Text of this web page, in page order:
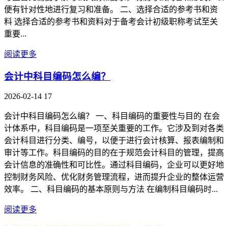
便有针对性地进行复习和准备。 二、选择合适的参考书和资
料 选择合适的参考书和资料对于备考会计初级职称考试至关
重要...
阅读更多
会计中科目编码怎么编？
2026-02-14 17
会计中科目编码怎么编？ 一、科目编码的重要性与目的 在会
计体系中，科目编码是一项至关重要的工作。它涉及到对各类
会计科目进行分类、编号，以便于进行会计核算、报表编制和
审计等工作。科目编码的目的在于规范会计科目的管理，提高
会计信息的准确性和可比性。通过科目编码，企业可以更好地
控制财务风险、优化财务管理流程，进而提升企业的整体运营
效率。 二、科目编码的基本原则与方法 在编制科目编码时...
阅读更多